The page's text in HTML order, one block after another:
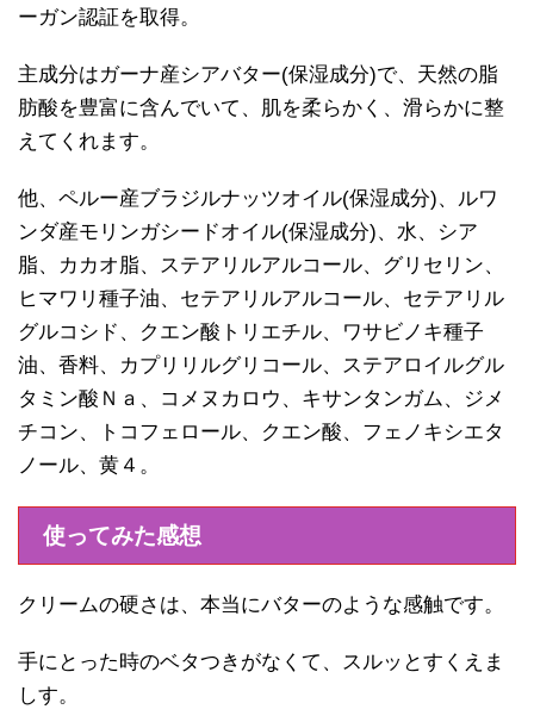
ーガン認証を取得。
主成分はガーナ産シアバター(保湿成分)で、天然の脂
肪酸を豊富に含んでいて、肌を柔らかく、滑らかに整
えてくれます。
他、ペルー産ブラジルナッツオイル(保湿成分)、ルワ
ンダ産モリンガシードオイル(保湿成分)、水、シア
脂、カカオ脂、ステアリルアルコール、グリセリン、
ヒマワリ種子油、セテアリルアルコール、セテアリル
グルコシド、クエン酸トリエチル、ワサビノキ種子
油、香料、カプリリルグリコール、ステアロイルグル
タミン酸Ｎａ、コメヌカロウ、キサンタンガム、ジメ
チコン、トコフェロール、クエン酸、フェノキシエタ
ノール、黄４。
使ってみた感想
クリームの硬さは、本当にバターのような感触です。
手にとった時のベタつきがなくて、スルッとすくえま
しす。